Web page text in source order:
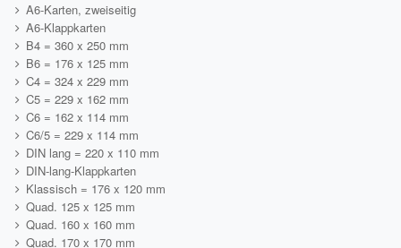
A6-Karten, zweiseitig
A6-Klappkarten
B4 = 360 x 250 mm
B6 = 176 x 125 mm
C4 = 324 x 229 mm
C5 = 229 x 162 mm
C6 = 162 x 114 mm
C6/5 = 229 x 114 mm
DIN lang = 220 x 110 mm
DIN-lang-Klappkarten
Klassisch = 176 x 120 mm
Quad. 125 x 125 mm
Quad. 160 x 160 mm
Quad. 170 x 170 mm